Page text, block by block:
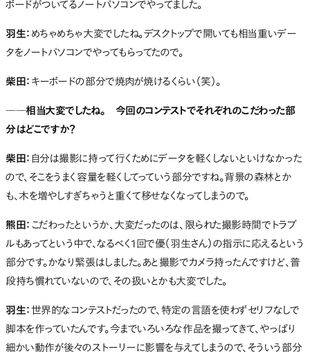
ボードがついてるノートパソコンでやってました。
羽生： めちゃめちゃ大変でしたね。デスクトップで開いても相当重いデー
タをノートパソコンでやってもらってたので。
柴田： キーボードの部分で焼肉が焼けるくらい（笑）。
――相当大変でしたね。 今回のコンテストでそれぞれのこだわった部
分はどこですか？
柴田： 自分は撮影に持って行くためにデータを軽くしないといけなかった
ので、そこをうまく容量を軽くしてっていう部分ですね。背景の森林とか
も、木を増やしすぎちゃうと重くて移せなくなってしまうので。
熊田： こだわったというか、大変だったのは、限られた撮影時間でトラブ
ルもあってという中で、なるべく1回で優（羽生さん）の指示に応えるという
部分です。かなり緊張はしました。あと撮影でカメラ持ったんですけど、普
段持ち慣れていないので、その扱いとかも大変でした。
羽生： 世界的なコンテストだったので、特定の言語を使わずセリフなしで
脚本を作っていたんです。今までいろいろな作品を撮ってきて、やっぱり
細かい動作が後々のストーリーに影響を与えてしまうので、そういう部分